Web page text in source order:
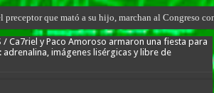
preceptor que mató a su hijo, marchan al Congreso
/ Ca7riel y Paco Amoroso armaron una fiesta para
imágenes lisérgicas y libre de